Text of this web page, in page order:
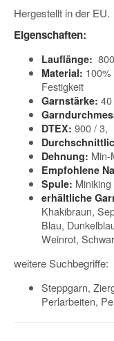
Hergestellt in der EU.
Eigenschaften:
Lauflänge:
Material:
Festigkeit
Garnstärke: 40
DTEX: 900 / 3,
Dehnung: Min-
Empfohlene
Spule: Miniking
erhältliche
Khakibraun,
Blau,
Weinrot,
weitere Suchbegriffe:
Steppgarn,
Perlarbeiten,